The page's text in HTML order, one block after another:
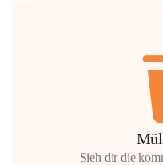
Sieh dir die